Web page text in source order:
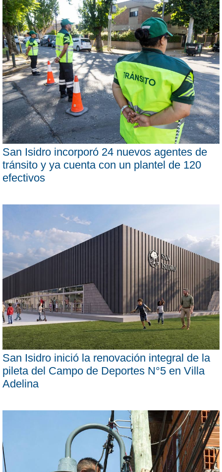
San Isidro incorporó 24 nuevos agentes de
tránsito y ya cuenta con un plantel de 120
efectivos
San Isidro inició la renovación integral de la
pileta del Campo de Deportes N°5 en Villa
Adelina